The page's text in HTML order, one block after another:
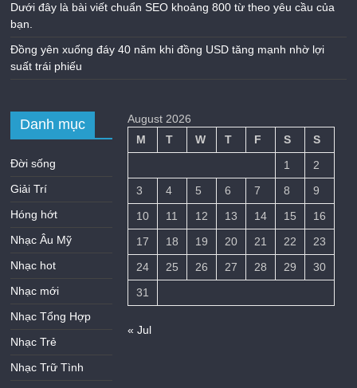
Dưới đây là bài viết chuẩn SEO khoảng 800 từ theo yêu cầu của
bạn.
Đồng yên xuống đáy 40 năm khi đồng USD tăng mạnh nhờ lợi
suất trái phiếu
Danh mục
Đời sống
Giải Trí
Hóng hớt
Nhạc Âu Mỹ
Nhạc hot
Nhạc mới
Nhạc Tổng Hợp
Nhạc Trẻ
Nhạc Trữ Tình
August 2026
M
T W T F S
S
1
2
3
4 5 6 7 8
9
10
11 12 13 14 15
16
17
18 19 20 21 22
23
24
25 26 27 28 29
30
31
« Jul